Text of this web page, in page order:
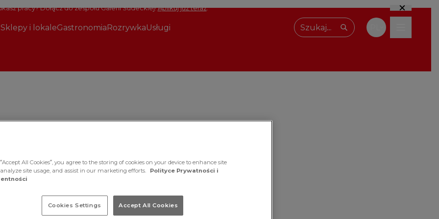
pracy? Dołącz do zespołu Galerii Sudeckiej!Aplikuj już teraz.
Sklepy i lokaleGastronomiaRozrywkaUsługi
Wpisz, czego szukasz
Galerii
dla
ubrań,
All Cookies”, you agree to the storing of cookies on your device to enhance site
site usage, and assist in our marketing efforts.
Polityce Prywatności i
Cookies Settings Accept All Cookies